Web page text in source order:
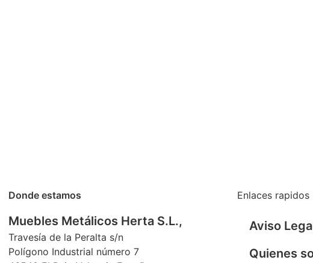
Donde estamos
Muebles Metálicos Herta S.L.,
Travesía de la Peralta s/n
Polígono Industrial número 7
Enlaces rapidos
Aviso
Quienes